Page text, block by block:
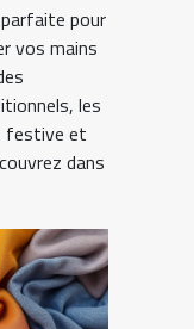
pour
vos mains
les
festive et
dans